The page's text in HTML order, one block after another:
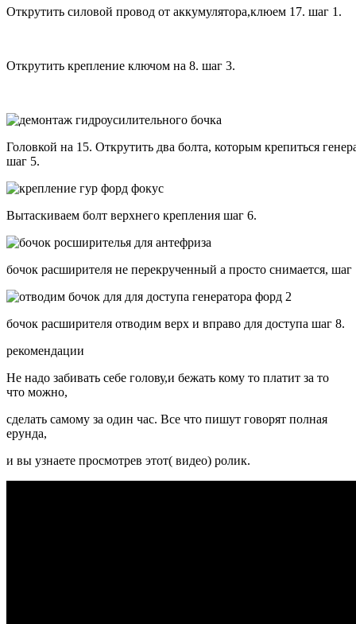
Открутить силовой провод от аккумулятора,клюем 17. шаг 1.
Открутить крепление ключом на 8. шаг 3.
Головкой на 15. Открутить два болта, которым крепиться
шаг 5.
Вытаскиваем болт верхнего крепления шаг 6.
бочок расширителя не перекрученный а просто снимается, шаг
бочок расширителя отводим верх и вправо для доступа шаг 8.
рекомендации
Не надо забивать себе голову,и бежать кому то платит за то
что можно,
сделать самому за один час. Все что пишут говорят полная
ерунда,
и вы узнаете просмотрев этот( видео) ролик.